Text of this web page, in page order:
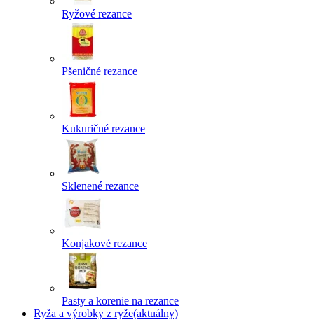
Ryžové rezance
Pšeničné rezance
Kukuričné rezance
Sklenené rezance
Konjakové rezance
Pasty a korenie na rezance
Ryža a výrobky z ryže(aktuálny)